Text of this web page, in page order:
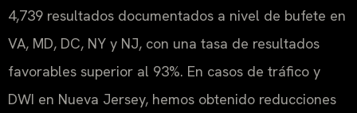
4,739 resultados documentados a nivel de bufete en
VA, MD, DC, NY y NJ, con una tasa de resultados
favorables superior al 93%. En casos de tráfico y
DWI en Nueva Jersey, hemos obtenido reducciones